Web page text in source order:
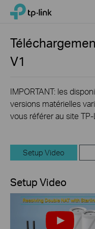
Click
the
navigation
TP-Link, Reliably Smart
V1
IMPORTANT: les
versions matérielles
vous référer au site
Setup Video
Setup Video